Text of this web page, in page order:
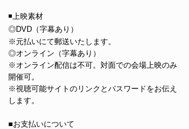
◾️上映素材
◎DVD（字幕あり）
※元払いにて郵送いたします。
◎オンライン（字幕あり）
※オンライン配信は不可。対面での会場上映のみ
開催可。
※視聴可能サイトのリンクとパスワードをお伝え
します。
■お支払いについて